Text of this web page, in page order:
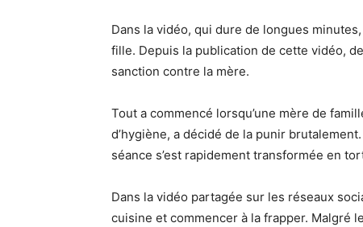
Dans la vidéo, qui dure de longues
fille. Depuis la publication de cette vidéo,
sanction contre la mère.
Tout a commencé lorsqu’une mère de
d’hygiène, a décidé de la punir
séance s’est rapidement transformée en
Dans la vidéo partagée sur les réseaux
cuisine et commencer à la frapper. Malgré